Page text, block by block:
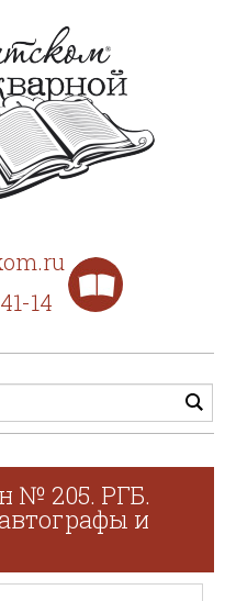
14
№ 205. РГБ.
и